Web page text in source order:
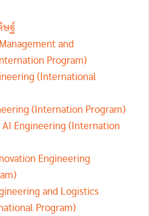
ษฐ์
and
Program)
(International
(Internation Program)
AI Engineering (Internation
Engineering
and Logistics
Program)